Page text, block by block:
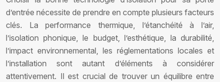
d’entrée nécessite de prendre en compte plusieurs facteurs
clés. La performance thermique, l’étanchéité à l’air,
l’isolation phonique, le budget, l’esthétique, la durabilité,
l’impact environnemental, les réglementations locales et
l’installation sont autant d’éléments à considérer
attentivement. Il est crucial de trouver un équilibre entre